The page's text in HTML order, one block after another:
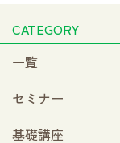
CATEGORY
一覧
セミナー
基礎講座